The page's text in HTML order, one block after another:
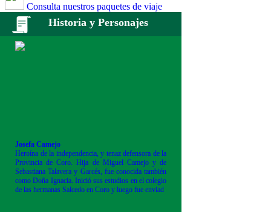
Consulta nuestros paquetes de viaje
Historia y Personajes
Josefa Camejo
Heroína de la independencia, y tenaz defensora de la
Provincia de Coro. Hija de Miguel Camejo y de
Sebastiana Talavera y Garcés, fue conocida también
como Doña Ignacia. Inició sus estudios en el colegio
de las hermanas Salcedo en Coro y luego fue enviad